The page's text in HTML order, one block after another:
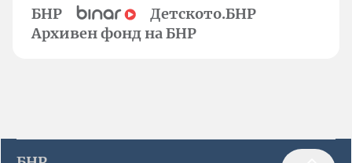
БНР
Детското.БНР
Архивен фонд на БНР